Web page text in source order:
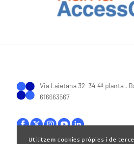
Via Laietana 32-34 4ª planta .
616663567
Utilitzem cookies pròpies i de